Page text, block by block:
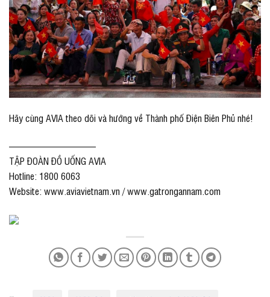
Hãy cùng AVIA theo dõi và hướng về Thành phố Điện Biên Phủ nhé!
—————————
TẬP ĐOÀN ĐỒ UỐNG AVIA
Hotline: 1800 6063
Website: www.aviavietnam.vn / www.gatrongannam.com